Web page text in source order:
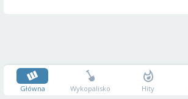
Główna Wykopalisko Hity